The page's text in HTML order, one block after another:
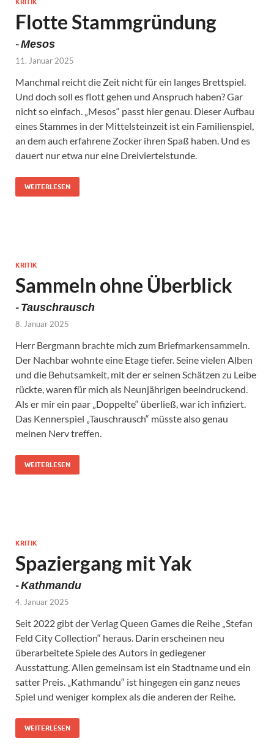
Flotte Stammgründung
-Mesos
11. Januar 2025
Manchmal reicht die Zeit nicht für ein langes Brettspiel.
Und doch soll es flott gehen und Anspruch haben? Gar
nicht so einfach. „Mesos“ passt hier genau. Dieser Aufbau
eines Stammes in der Mittelsteinzeit ist ein Familienspiel,
an dem auch erfahrene Zocker ihren Spaß haben. Und es
dauert nur etwa nur eine Dreiviertelstunde.
WEITERLESEN
KRITIK
Sammeln ohne Überblick
- Tauschrausch
8. Januar 2025
Herr Bergmann brachte mich zum Briefmarkensammeln.
Der Nachbar wohnte eine Etage tiefer. Seine vielen Alben
und die Behutsamkeit, mit der er seinen Schätzen zu Leibe
rückte, waren für mich als Neunjährigen beeindruckend.
Als er mir ein paar „Doppelte“ überließ, war ich infiziert.
Das Kennerspiel „Tauschrausch“ müsste also genau
meinen Nerv treffen.
WEITERLESEN
KRITIK
Spaziergang mit Yak
-Kathmandu
4. Januar 2025
Seit 2022 gibt der Verlag Queen Games die Reihe „Stefan
Feld City Collection“ heraus. Darin erscheinen neu
überarbeitete Spiele des Autors in gediegener
Ausstattung. Allen gemeinsam ist ein Stadtname und ein
satter Preis. „Kathmandu“ ist hingegen ein ganz neues
Spiel und weniger komplex als die anderen der Reihe.
WEITERLESEN